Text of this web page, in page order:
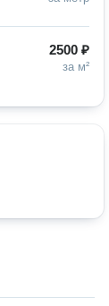
2500 ₽
за м²